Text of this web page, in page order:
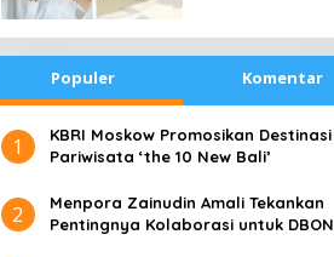
Populer Komentar
1
​KBRI Moskow Promosikan Destinasi
Pariwisata ‘the 10 New Bali’
2
​Menpora Zainudin Amali Tekankan
Pentingnya Kolaborasi untuk DBON